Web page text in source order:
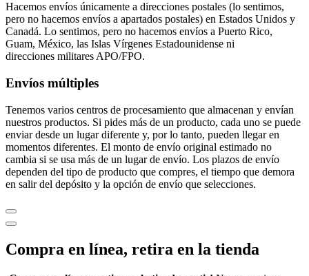
Hacemos envíos únicamente a direcciones postales (lo sentimos,
pero no hacemos envíos a apartados postales) en Estados Unidos y
Canadá. Lo sentimos, pero no hacemos envíos a Puerto Rico,
Guam, México, las Islas Vírgenes Estadounidense ni
direcciones militares APO/FPO.
Envíos múltiples
Tenemos varios centros de procesamiento que almacenan y envían
nuestros productos. Si pides más de un producto, cada uno se puede
enviar desde un lugar diferente y, por lo tanto, pueden llegar en
momentos diferentes. El monto de envío original estimado no
cambia si se usa más de un lugar de envío. Los plazos de envío
dependen del tipo de producto que compres, el tiempo que demora
en salir del depósito y la opción de envío que selecciones.
Compra en línea, retira en la tienda